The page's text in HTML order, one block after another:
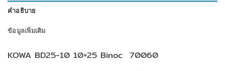
คำอธิบาย
ข้อมูลเพิ่มเติม
KOWA BD25-10 10×25 Binoc 70060